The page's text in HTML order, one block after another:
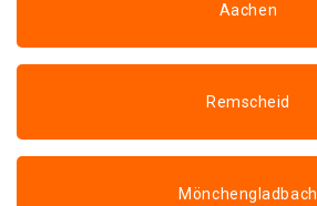
Aachen
Remscheid
Mönchengladbach